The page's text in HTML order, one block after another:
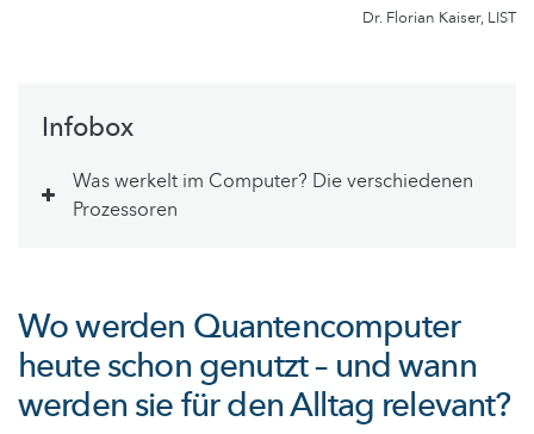
Dr. Florian Kaiser, LIST
Infobox
Was werkelt im Computer? Die verschiedenen
Prozessoren
Wo werden Quantencomputer
heute schon genutzt – und wann
werden sie für den Alltag relevant?